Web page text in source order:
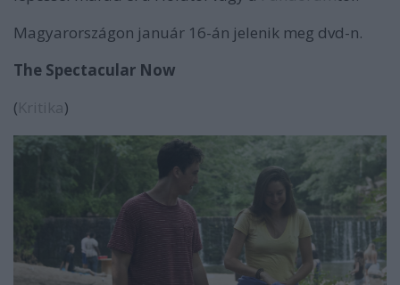
Magyarországon január 16-án jelenik meg dvd-n.
The Spectacular Now
(
)